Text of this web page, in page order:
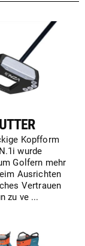
Kopfform
wurde
Golfern mehr
Ausrichten
Vertrauen
zu ve ...